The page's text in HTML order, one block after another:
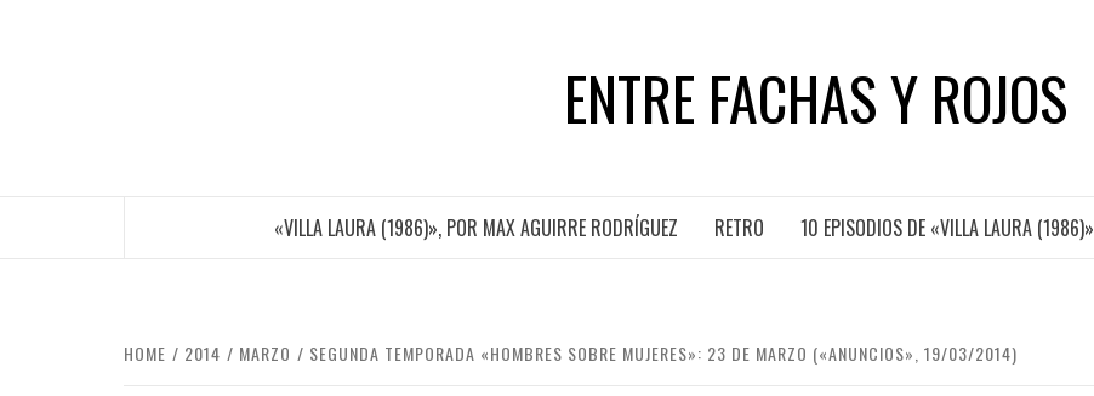
ENTRE FACHAS Y ROJOS
«VILLA LAURA (1986)», POR MAX AGUIRRE RODRÍGUEZ RETRO 10 EPISODIOS DE «VILLA LAURA (1986)»
HOME 2014 MARZO SEGUNDA TEMPORADA «HOMBRES SOBRE MUJERES»: 23 DE MARZO («ANUNCIOS», 19/03/2014)